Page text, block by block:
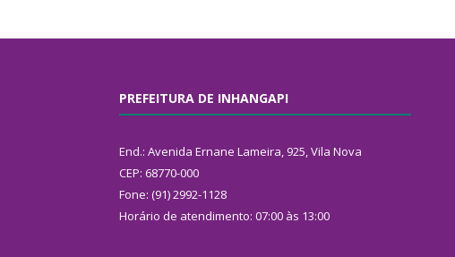
PREFEITURA DE INHANGAPI
End.: Avenida Ernane Lameira, 925, Vila Nova
CEP: 68770-000
Fone: (91) 2992-1128
Horário de atendimento: 07:00 às 13:00